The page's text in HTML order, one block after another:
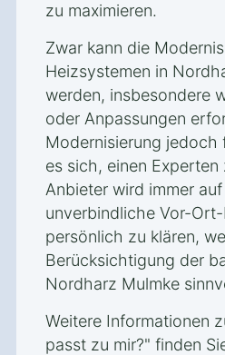
zu maximieren.
Zwar kann die
Heizsystemen in
werden, insbesondere
oder Anpassungen
Modernisierung jedoch
es sich, einen
Anbieter wird immer
unverbindliche Vor-
persönlich zu klären,
Berücksichtigung der
Nordharz Mulmke
Weitere Informationen
passt zu mir?" finden